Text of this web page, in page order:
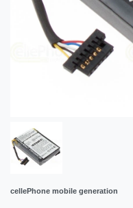
cellePhone mobile generation